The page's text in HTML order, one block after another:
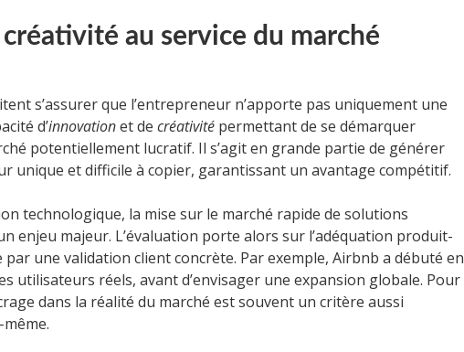
au service du marché
s’assurer que l’entrepreneur n’apporte pas uniquement une
d’innovationet de créativité permettant de se démarquer
potentiellement lucratif. Il s’agit en grande partie de générer
unique et difficile à copier, garantissant un avantage compétitif.
technologique, la mise sur le marché rapide de solutions
enjeu majeur. L’évaluation porte alors sur l’adéquation produit-
une validation client concrète. Par exemple, Airbnb a débuté en
utilisateurs réels, avant d’envisager une expansion globale. Pour
dans la réalité du marché est souvent un critère aussi